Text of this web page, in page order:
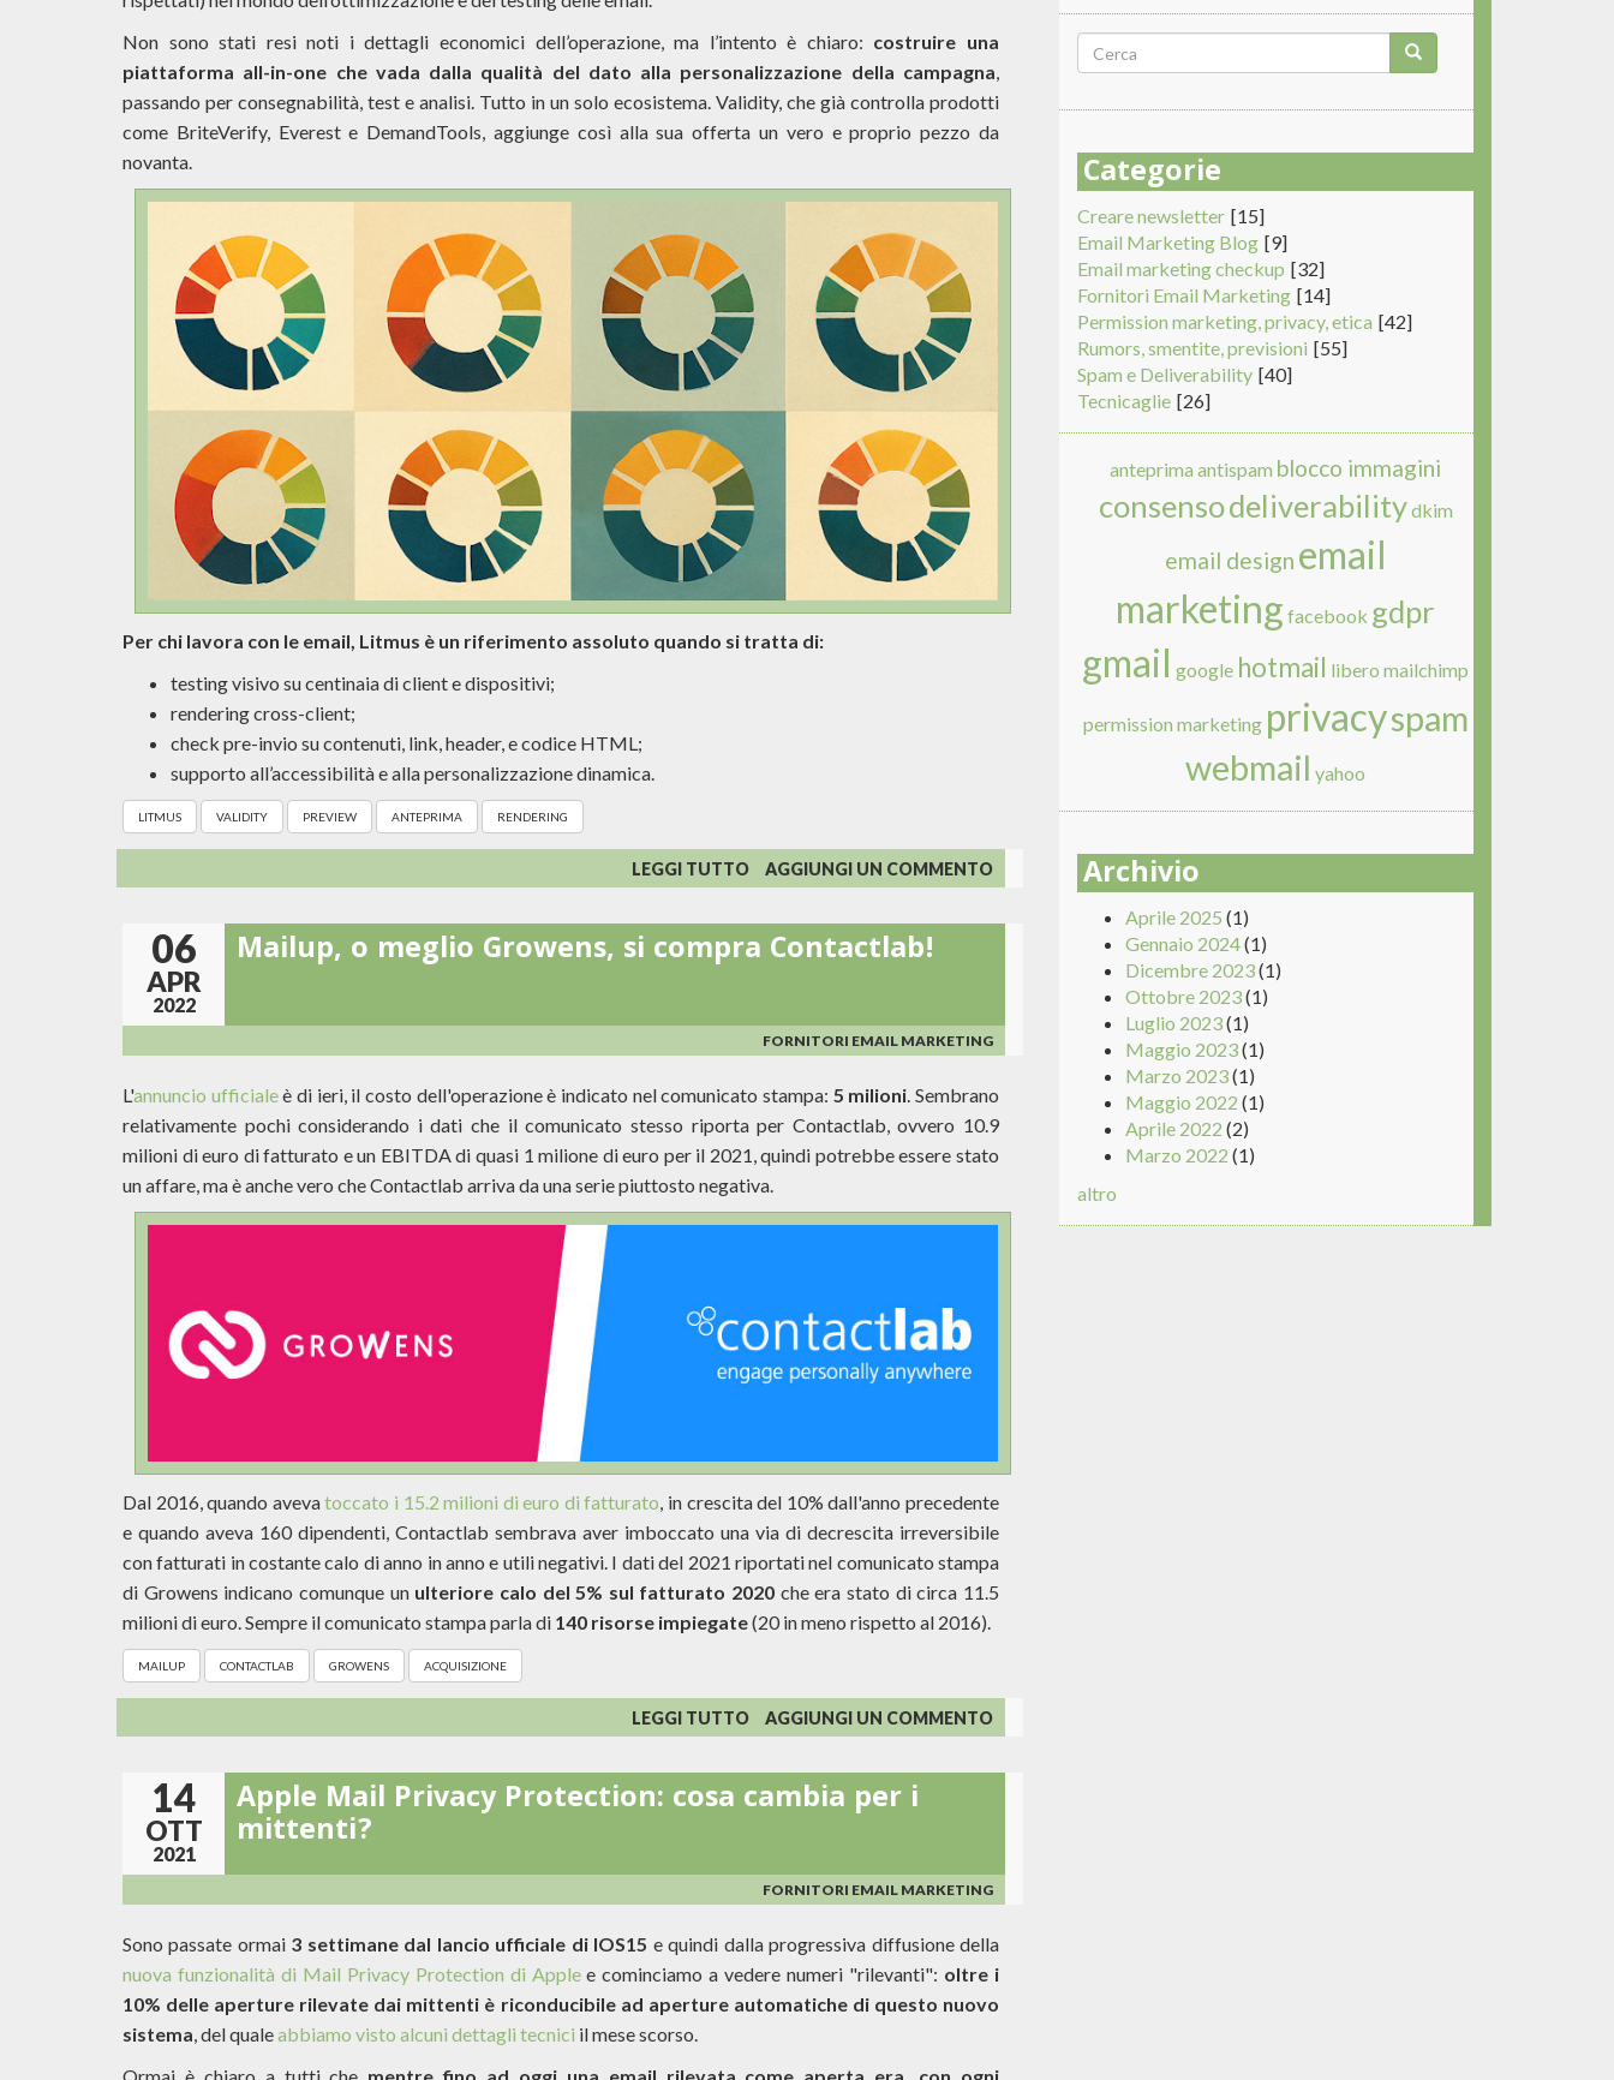
Non sono stati resi noti i dettagli economici dell’operazione, ma l’intento è chiaro: costruire una
piattaforma all-in-one che vada dalla qualità del dato alla personalizzazione della campagna,
passando per consegnabilità, test e analisi. Tutto in un solo ecosistema. Validity, che già controlla prodotti
come BriteVerify, Everest e DemandTools, aggiunge così alla sua offerta un vero e proprio pezzo da
novanta.
Per chi lavora con le email, Litmus è un riferimento assoluto quando si tratta di:
testing visivo su centinaia di client e dispositivi;
rendering cross-client;
check pre-invio su contenuti, link, header, e codice HTML;
supporto all’accessibilità e alla personalizzazione dinamica.
LITMUS VALIDITY PREVIEW ANTEPRIMA RENDERING
LEGGI TUTTO SU
VALIDITY
COMPRA
LITMUS
AGGIUNGI UN COMMENTO
06
APR
2022
Mailup, o meglio Growens, si compra Contactlab!
FORNITORI EMAIL MARKETING
L'annuncio ufficialeè di ieri, il costo dell'operazione è indicato nel comunicato stampa: 5 milioni. Sembrano
relativamente pochi considerando i dati che il comunicato stesso riporta per Contactlab, ovvero 10.9
milioni di euro di fatturato e un EBITDA di quasi 1 milione di euro per il 2021, quindi potrebbe essere stato
un affare, ma è anche vero che Contactlab arriva da una serie piuttosto negativa.
Dal 2016, quando avevatoccato i 15.2 milioni di euro di fatturato, in crescita del 10% dall'anno precedente
e quando aveva 160 dipendenti, Contactlab sembrava aver imboccato una via di decrescita irreversibile
con fatturati in costante calo di anno in anno e utili negativi. I dati del 2021 riportati nel comunicato stampa
di Growens indicano comunque un ulteriore calo del 5% sul fatturato 2020 che era stato di circa 11.5
milioni di euro. Sempre il comunicato stampa parla di 140 risorse impiegate(20 in meno rispetto al 2016).
MAILUP CONTACTLAB GROWENS ACQUISIZIONE
LEGGI TUTTO SU
MAILUP,
MEGLIO
GROWENS,
CONTACTLAB!
AGGIUNGI UN COMMENTO
14
OTT
2021
Apple Mail Privacy Protection: cosa cambia per i
mittenti?
FORNITORI EMAIL MARKETING
Sono passate ormai 3 settimane dal lancio ufficiale di IOS15 e quindi dalla progressiva diffusione della
nuova funzionalità di Mail Privacy Protection di Applee cominciamo a vedere numeri "rilevanti": oltre i
10% delle aperture rilevate dai mittenti è riconducibile ad aperture automatiche di questo nuovo
sistema, del qualeabbiamo visto alcuni dettagli tecnici il mese scorso.
Form
di
ricerca
Categorie
Creare newsletter [15]
Email Marketing Blog [9]
Email marketing checkup [32]
Fornitori Email Marketing [14]
Permission marketing, privacy, etica [42]
Rumors, smentite, previsioni [55]
Spam e Deliverability [40]
Tecnicaglie [26]
anteprima antispam blocco immagini
consensodeliverabilitydkim
email design email
marketing facebook gdpr
gmail google hotmail libero mailchimp
permission marketing privacyspam
webmail yahoo
Archivio
Aprile 2025 (1)
Gennaio 2024(1)
Dicembre 2023(1)
Ottobre 2023(1)
Luglio 2023(1)
Maggio 2023(1)
Marzo 2023(1)
Maggio 2022 (1)
Aprile 2022 (2)
Marzo 2022 (1)
altro